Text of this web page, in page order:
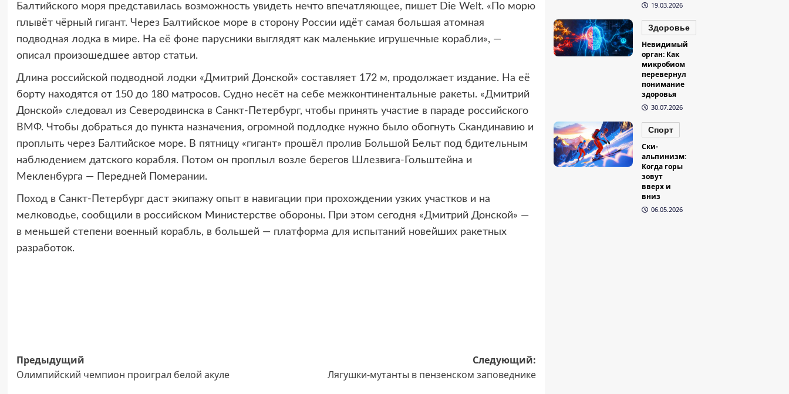
Балтийского моря представилась возможность увидеть нечто впечатляющее, пишет Die Welt. «По морю
плывёт чёрный гигант. Через Балтийское море в сторону России идёт самая большая атомная
подводная лодка в мире. На её фоне парусники выглядят как маленькие игрушечные корабли», —
описал произошедшее автор статьи.
Длина российской подводной лодки «Дмитрий Донской» составляет 172 м, продолжает издание. На её
борту находятся от 150 до 180 матросов. Судно несёт на себе межконтинентальные ракеты. «Дмитрий
Донской» следовал из Северодвинска в Санкт-Петербург, чтобы принять участие в параде российского
ВМФ. Чтобы добраться до пункта назначения, огромной подлодке нужно было обогнуть Скандинавию и
проплыть через Балтийское море. В пятницу «гигант» прошёл пролив Большой Бельт под бдительным
наблюдением датского корабля. Потом он проплыл возле берегов Шлезвига-Гольштейна и
Мекленбурга — Передней Померании.
Поход в Санкт-Петербург даст экипажу опыт в навигации при прохождении узких участков и на
мелководье, сообщили в российском Министерстве обороны. При этом сегодня «Дмитрий Донской» —
в меньшей степени военный корабль, в большей — платформа для испытаний новейших ракетных
разработок.
Навигация
записи
Предыдущий
Олимпийский чемпион проиграл белой акуле
Следующий:
Лягушки-мутанты в пензенском заповеднике
19.03.2026
Здоровье
Невидимый
орган: Как
микробиом
перевернул
понимание
здоровья
30.07.2026
Спорт
Ски-
альпинизм:
Когда горы
зовут
вверх и
вниз
06.05.2026